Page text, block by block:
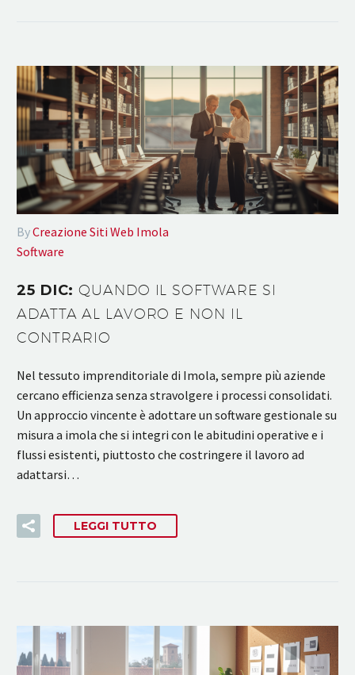
ByCreazione Siti Web Imola
Software
25 DIC:QUANDO IL SOFTWARE SI
ADATTA AL LAVORO E NON IL
CONTRARIO
Nel tessuto imprenditoriale di Imola, sempre più aziende
cercano efficienza senza stravolgere i processi consolidati.
Un approccio vincente è adottare un software gestionale su
misura a imola che si integri con le abitudini operative e i
flussi esistenti, piuttosto che costringere il lavoro ad
adattarsi…
LEGGI TUTTO